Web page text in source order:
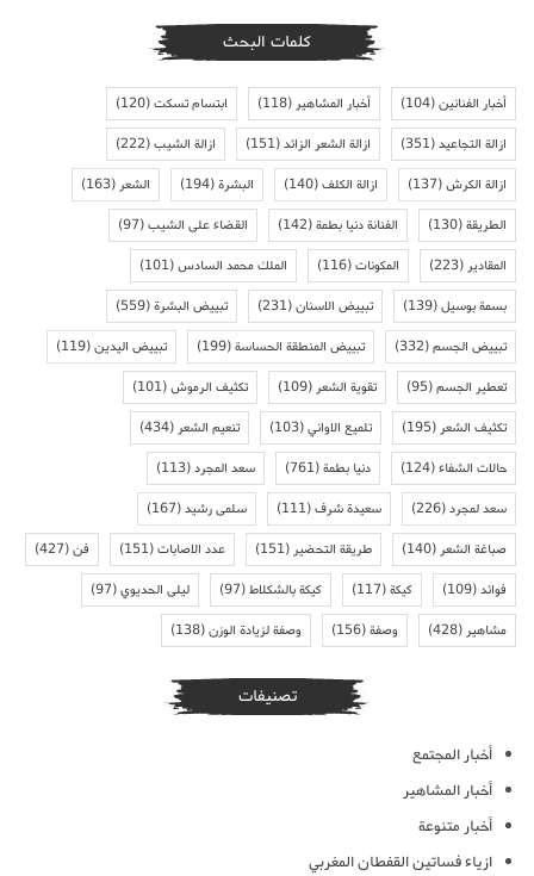
كلمات البحث
أخبار الفنانين(104) أخبار المشاهير(118) ابتسام تسكت(120)
ازالة التجاعيد(351) ازالة الشعر الزائد(151) ازالة الشيب(222)
ازالة الكرش(137) ازالة الكلف(140) البشرة(194) الشعر(163)
الطريقة(130) الفنانة دنيا بطمة(142) القضاء على الشيب(97)
المقادير(223) المكونات(116) الملك محمد السادس(101)
بسمة بوسيل(139) تبييض الاسنان(231) تبييض البشرة(559)
تبييض الجسم(332) تبييض المنطقة الحساسة(199) تبييض اليدين(119)
تعطير الجسم(95) تقوية الشعر(109) تكثيف الرموش(101)
تكثيف الشعر(195) تلميع الاواني(103) تنعيم الشعر(434)
حالات الشفاء(124) دنيا بطمة(761) سعد المجرد(113)
سعد لمجرد(226) سعيدة شرف(111) سلمى رشيد(167)
صباغة الشعر(140) طريقة التحضير(151) عدد الاصابات(151) فن(427)
فوائد(109) كيكة(117) كيكة بالشكلاط(97) ليلى الحديوي(97)
مشاهير(428) وصفة(156) وصفة لزيادة الوزن(138)
تصنيفات
أخبار المجتمع
أخبار المشاهير
أخبار متنوعة
ازياء فساتين القفطان المغربي